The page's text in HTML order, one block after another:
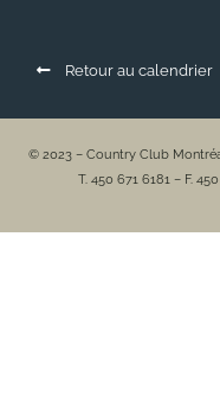
Retour au calendrier
© 2023 – Country Club
T. 450 671 6181 – F.